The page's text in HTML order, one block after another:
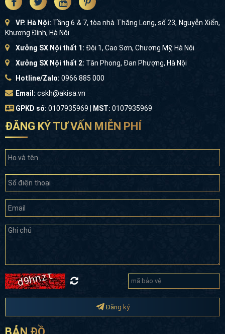
VP. Hà Nội: Tầng 6 & 7, tòa nhà Thăng Long, số 23, Nguyễn Xiển,
Khương Đình, Hà Nội
Xưởng SX Nội thất 1: Đội 1, Cao Sơn, Chương Mỹ, Hà Nội
Xưởng SX Nội thất 2: Tân Phong, Đan Phượng, Hà Nội
Hotline/Zalo: 0966 885 000
Email: cskh@akisa.vn
GPKD số: 0107935969 | MST: 0107935969
ĐĂNG KÝ TƯ VẤN MIỄN PHÍ
Đăng ký